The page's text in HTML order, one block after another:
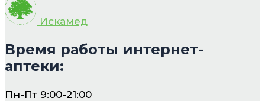
Искамед
Время работы интернет-
аптеки:
Пн-Пт 9:00-21:00